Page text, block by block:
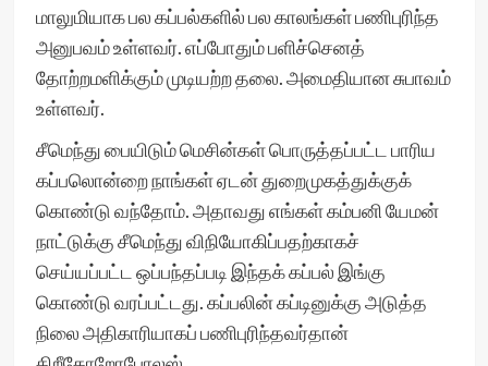
மாலுமியாக பல கப்பல்களில் பல காலங்கள் பணிபுரிந்த
அனுபவம் உள்ளவர். எப்போதும் பளிச்செனத்
தோற்றமளிக்கும் முடியற்ற தலை. அமைதியான சுபாவம்
உள்ளவர்.
சீமெந்து பையிடும் மெசின்கள் பொருத்தப்பட்ட பாரிய
கப்பலொன்றை நாங்கள் ஏடன் துறைமுகத்துக்குக்
கொண்டு வந்தோம். அதாவது எங்கள் கம்பனி யேமன்
நாட்டுக்கு சீமெந்து விநியோகிப்பதற்காகச்
செய்யப்பட்ட ஒப்பந்தப்படி இந்தக் கப்பல் இங்கு
கொண்டு வரப்பட்டது. கப்பலின் கப்டினுக்கு அடுத்த
நிலை அதிகாரியாகப் பணிபுரிந்தவர்தான்